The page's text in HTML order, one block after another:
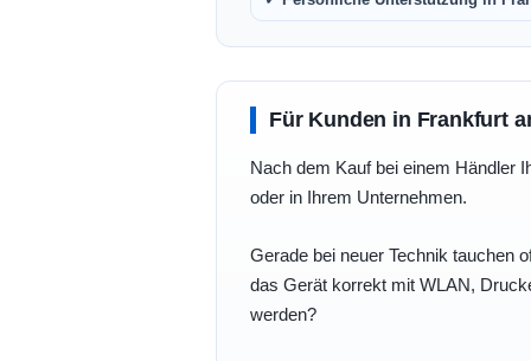
Für Kunden in Frankfurt
Nach dem Kauf bei einem Händler
oder in Ihrem Unternehmen.
Gerade bei neuer Technik tauchen
das Gerät korrekt mit WLAN,
werden?